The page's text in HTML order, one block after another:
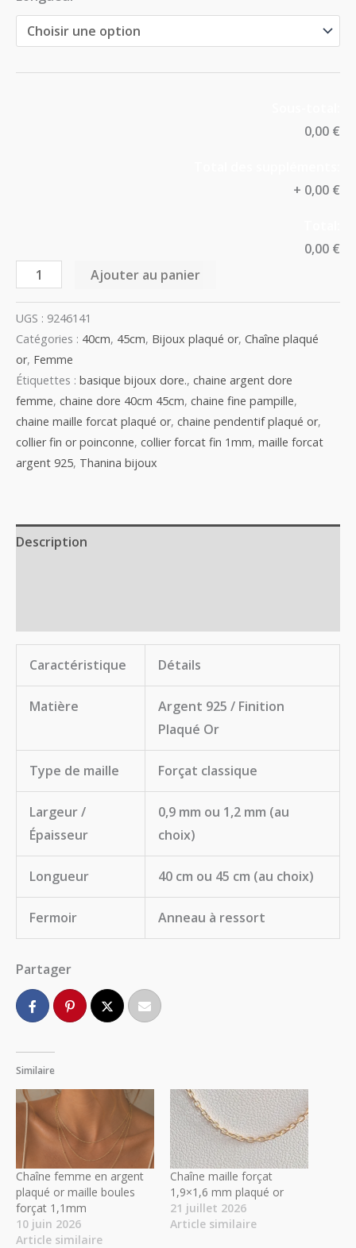
0,00 €
+ 0,00 €
0,00 €
Ajouter au panier
UGS : 9246141
Catégories : 40cm, 45cm, Bijoux plaqué or, Chaîne plaqué
or, Femme
Étiquettes : basique bijoux dore., chaine argent dore
femme, chaine dore 40cm 45cm, chaine fine pampille,
chaine maille forcat plaqué or, chaine pendentif plaqué or,
collier fin or poinconne, collier forcat fin 1mm, maille forcat
argent 925, Thanina bijoux
Description
Caractéristique Détails
Matière
Argent 925 / Finition
Plaqué Or
Type de maille Forçat classique
Largeur /
Épaisseur
0,9 mm ou 1,2 mm (au
choix)
Longueur 40 cm ou 45 cm (au choix)
Fermoir Anneau à ressort
Partager
Similaire
Chaîne femme en argent
plaqué or maille boules
forçat 1,1mm
10 juin 2026
Article similaire
Chaîne maille forçat
1,9×1,6 mm plaqué or
21 juillet 2026
Article similaire